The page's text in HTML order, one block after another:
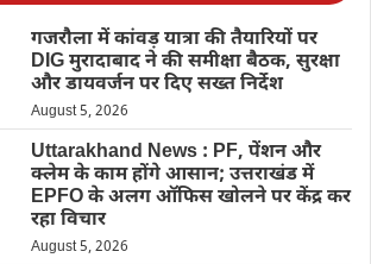
गजरौला में कांवड़ यात्रा की तैयारियों पर
DIG मुरादाबाद ने की समीक्षा बैठक, सुरक्षा
और डायवर्जन पर दिए सख्त निर्देश
August 5, 2026
Uttarakhand News : PF, पेंशन और
क्लेम के काम होंगे आसान; उत्तराखंड में
EPFO के अलग ऑफिस खोलने पर केंद्र कर
रहा विचार
August 5, 2026